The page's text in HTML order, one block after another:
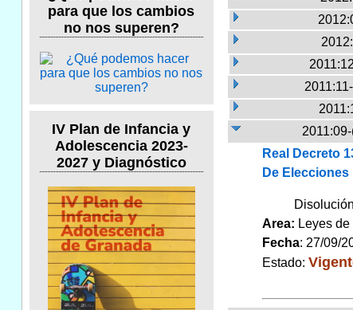
para que los cambios
no nos superen?
IV Plan de Infancia y
Adolescencia 2023-
2027 y Diagnóstico
Real Decreto
De Elecciones
Area: Leyes
Fecha: 27/09/
Estado: